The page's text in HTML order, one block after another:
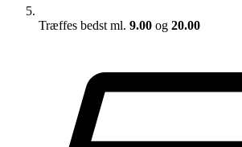
Træffes bedst ml. 9.00 og 20.00